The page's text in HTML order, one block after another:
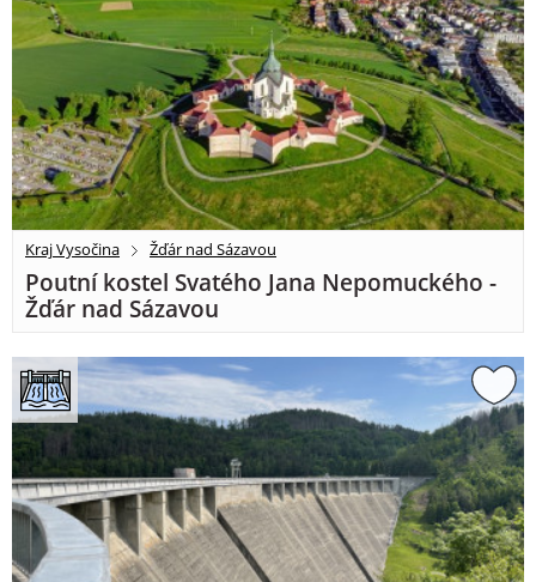
Kraj Vysočina Žďár nad Sázavou
Poutní kostel Svatého Jana Nepomuckého -
Žďár nad Sázavou